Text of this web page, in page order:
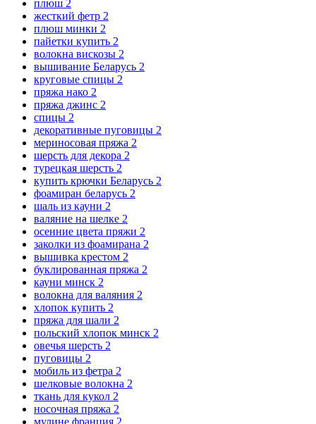
плюш 2
жесткий фетр 2
плюш минки 2
пайетки купить 2
волокна вискозы 2
вышивание Беларусь 2
круговые спицы 2
пряжа нако 2
пряжа джинс 2
спицы 2
декоративные пуговицы 2
мериносовая пряжа 2
шерсть для декора 2
турецкая шерсть 2
купить крючки Беларусь 2
фоамиран беларусь 2
шаль из кауни 2
валяние на шелке 2
осенние цвета пряжи 2
заколки из фоамирана 2
вышивка крестом 2
буклированная пряжа 2
кауни минск 2
волокна для валяния 2
хлопок купить 2
пряжа для шали 2
польский хлопок минск 2
овечья шерсть 2
пуговицы 2
мобиль из фетра 2
шелковые волокна 2
ткань для кукол 2
носочная пряжа 2
мулине франция 2